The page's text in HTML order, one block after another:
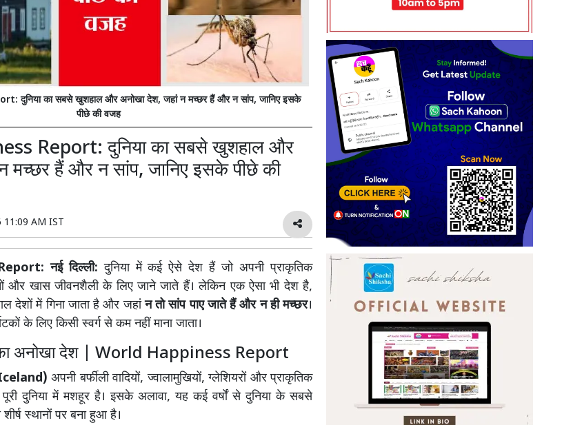
दुनिया का सबसे खुशहाल और अनोखा देश, जहां न मच्छर हैं और न सांप, जानिए इसके
पीछे की वजह
Report: दुनिया का सबसे खुशहाल और
मच्छर हैं और न सांप, जानिए इसके पीछे की
11:09 AM IST
नई दिल्ली: दुनिया में कई ऐसे देश हैं जो अपनी प्राकृतिक
खास जीवनशैली के लिए जाने जाते हैं। लेकिन एक ऐसा भी देश है,
देशों में गिना जाता है और जहांन तो सांप पाए जाते हैं और न ही मच्छर।
के लिए किसी स्वर्ग से कम नहीं माना जाता।
अनोखा देश | World Happiness Report
अपनी बर्फीली वादियों, ज्वालामुखियों, ग्लेशियरों और प्राकृतिक
पूरी दुनिया में मशहूर है। इसके अलावा, यह कई वर्षों से दुनिया के सबसे
स्थानों पर बना हुआ है।